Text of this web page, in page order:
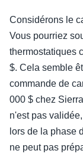
Considérons le
Vous pourriez
thermostatiques
$. Cela semble
commande de
000 $ chez
n'est pas
lors de la phase
ne peut pas